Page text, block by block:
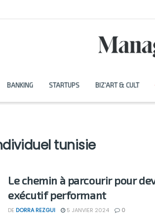
BANKING STARTUPS BIZ’ART & CULT
tunisie
Le chemin à parcourir pour
exécutif performant
DE DORRA REZGUI 5 JANVIER 2024 0